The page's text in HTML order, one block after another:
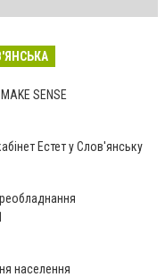
SENSE
Естет у Слов'янську
населення